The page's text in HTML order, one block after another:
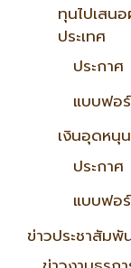
ทุนไปเสน
ประเทศ
ประกาศ
แบบฟอ
เงินอุดหนุ
ประกาศ
แบบฟอ
ข่าวประชาสัมพั